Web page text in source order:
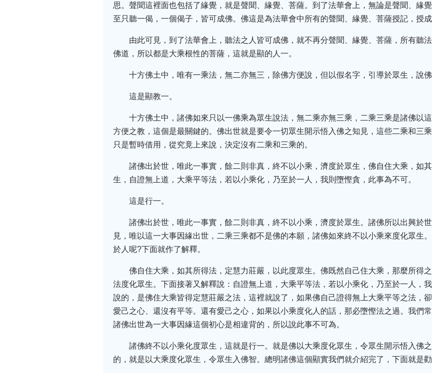
思。聲聞這裡面也包括了緣覺，就是聲聞、緣覺、菩薩。到了法華會上，無論是聲聞、緣
至只聽一偈，一個偈子，皆可成佛。佛這是為法華會中所有的聲聞、緣覺、菩薩授記，授成
由此可見，到了法華會上，聽法之人皆可成佛，就不再分聲聞、緣覺、菩薩，所有聽
佛道，所以都是大乘根性的菩薩，這就是顯的人一。
十方佛土中，唯有一乘法，無二亦無三，除佛方便說，但以假名字，引導於眾生，說佛
這是顯教一。
十方佛土中，諸佛如來只以一佛乘為眾生說法，無二乘亦無三乘，二乘三乘是諸佛以
方便之教，這個是最關鍵的。佛出世就是要令一切眾生開示悟入佛之知見，這些二乘和三
只是暫時借用，從究竟上來說，決定沒有二乘和三乘的。
諸佛出於世，唯此一事實，餘二則非真，終不以小乘，濟度於眾生，佛自住大乘，如
生，自證無上道，大乘平等法，若以小乘化，乃至於一人，我則墮慳貪，此事為不可。
這是行一。
諸佛出於世，唯此一事實，餘二則非真，終不以小乘，濟度於眾生。諸佛所以出興於
見，唯以這一大事因緣出世，二乘三乘都不是佛的本願，諸佛如來終不以小乘來度化眾生
於人呢?下面就作了解釋。
佛自住大乘，如其所得法，定慧力莊嚴，以此度眾生。佛既然自己住大乘，那麼所得
法度化眾生。下面接著又解釋說：自證無上道，大乘平等法，若以小乘化，乃至於一人，
說的，是佛住大乘皆得定慧莊嚴之法，這裡就說了，如果佛自己證得無上大乘平等之法，
愛己之心、還沒有平等。還有愛己之心，如果以小乘度化人的話，那必墮慳法之過。我們
諸佛出世為一大事因緣這個初心是相違背的，所以說此事不可為。
諸佛終不以小乘化度眾生，這就是行一。就是佛以大乘度化眾生，令眾生開示悟入佛
的，就是以大乘度化眾生，令眾生入佛智。總明諸佛這個顯實我們就介紹完了，下面就是勸